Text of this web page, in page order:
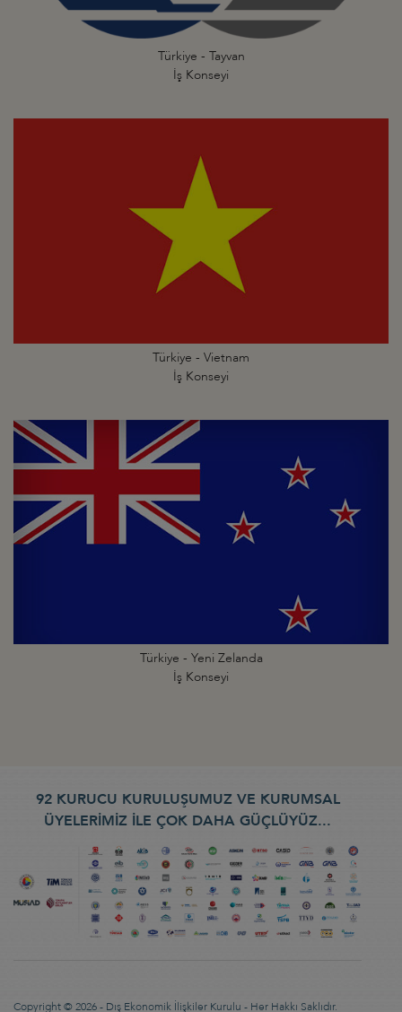
Türkiye - Tayvan
İş Konseyi
Türkiye - Vietnam
İş Konseyi
Türkiye - Yeni Zelanda
İş Konseyi
92 KURUCU KURULUŞUMUZ VE KURUMSAL
ÜYELERİMİZ İLE ÇOK DAHA GÜÇLÜYÜZ...
Copyright © 2026 - Dış Ekonomik İlişkiler Kurulu - Her Hakkı Saklıdır.